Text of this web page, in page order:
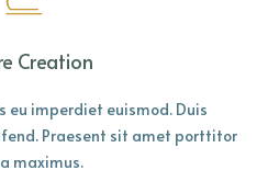
Creation
eu imperdiet euismod. Duis
Praesent sit amet porttitor
maximus.